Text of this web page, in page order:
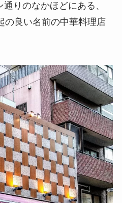
りのなかほどにある、
の良い名前の中華料理店